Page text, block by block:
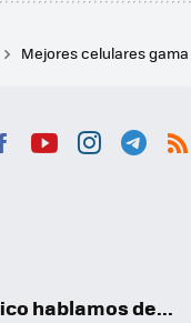
Mejores celulares
hablamos de...